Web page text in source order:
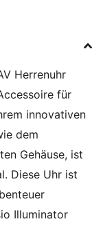
Herrenuhr
für
innovativen
dem
Gehäuse, ist
Diese Uhr ist
Illuminator